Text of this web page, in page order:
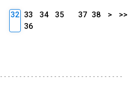
32 33 34
35
36
37 38 > >>